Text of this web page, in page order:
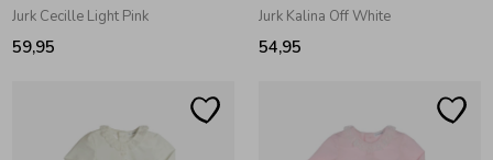
Jurk Cecille Light Pink
59,95
Jurk Kalina Off White
54,95